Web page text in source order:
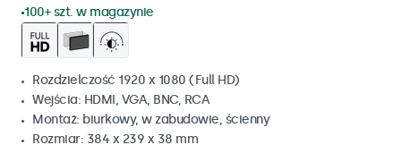
100+ szt. w magazynie
Rozdzielczość 1920 x 1080 (Full HD)
Wejścia: HDMI, VGA, BNC, RCA
Montaż: biurkowy, w zabudowie, ścienny
Rozmiar: 384 x 239 x 38 mm